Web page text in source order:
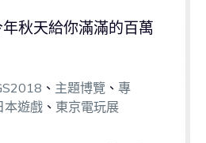
秋天給你滿滿的百萬
、 主題博覽、 專
本遊戲、 東京電玩展